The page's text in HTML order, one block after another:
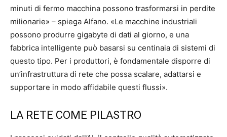
minuti di fermo macchina possono trasformarsi in perdite
milionarie» – spiega Alfano. «Le macchine industriali
possono produrre gigabyte di dati al giorno, e una
fabbrica intelligente può basarsi su centinaia di sistemi di
questo tipo. Per i produttori, è fondamentale disporre di
un’infrastruttura di rete che possa scalare, adattarsi e
supportare in modo affidabile questi flussi».
LA RETE COME PILASTRO